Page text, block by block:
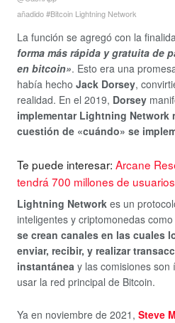
añadido #Bitcoin Lightning Network
La función se agregó con la
forma más rápida y gratuita de
en bitcoin». Esto era una
había hecho Jack Dorsey,
realidad. En el 2019, Dorsey
implementar Lightning Network
cuestión de «cuándo» se
Te puede interesar: Arcane
tendrá 700 millones de
Lightning Network es un
inteligentes y criptomonedas como
se crean canales en las cuales
enviar, recibir, y realizar
instantánea y las comisiones son
usar la red principal de Bitcoin.
Ya en noviembre de 2021, Steve